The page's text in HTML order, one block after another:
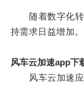
随着数字化转
持需求日益增加。
风车云加速app下
风车云加速应